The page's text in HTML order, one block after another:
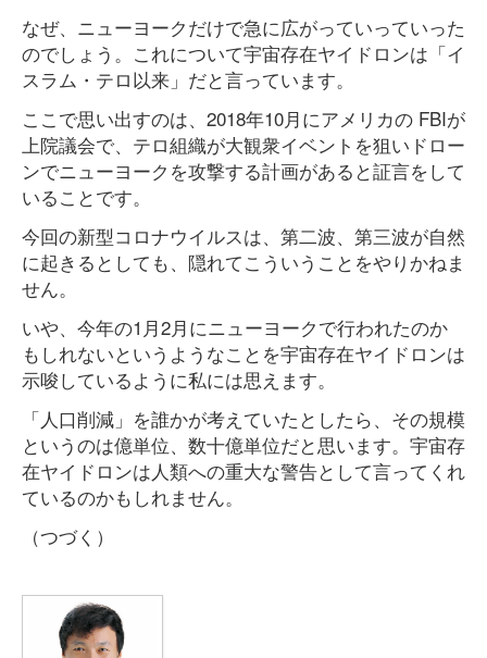
なぜ、ニューヨークだけで急に広がっていっていった
のでしょう。これについて宇宙存在ヤイドロンは「イ
スラム・テロ以来」だと言っています。
ここで思い出すのは、2018年10月にアメリカの FBIが
上院議会で、テロ組織が大観衆イベントを狙いドロー
ンでニューヨークを攻撃する計画があると証言をして
いることです。
今回の新型コロナウイルスは、第二波、第三波が自然
に起きるとしても、隠れてこういうことをやりかねま
せん。
いや、今年の1月2月にニューヨークで行われたのか
もしれないというようなことを宇宙存在ヤイドロンは
示唆しているように私には思えます。
「人口削減」を誰かが考えていたとしたら、その規模
というのは億単位、数十億単位だと思います。宇宙存
在ヤイドロンは人類への重大な警告として言ってくれ
ているのかもしれません。
（つづく）